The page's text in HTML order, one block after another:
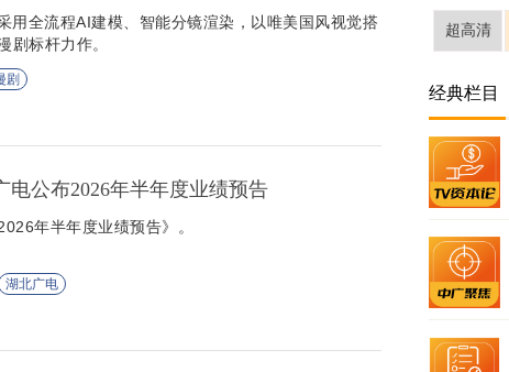
用全流程AI建模、智能分镜渲染，以唯美国风视觉搭
剧标杆力作。
剧
电公布2026年半年度业绩预告
年半年度业绩预告》。
湖北广电
超高清
经典栏目